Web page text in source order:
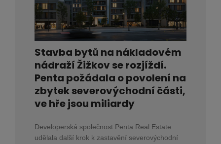
Stavba bytů na nákladovém
nádraží Žižkov se rozjíždí.
Penta požádala o povolení na
zbytek severovýchodní části,
ve hře jsou miliardy
Developerská společnost Penta Real Estate
udělala další krok k zastavění severovýchodní